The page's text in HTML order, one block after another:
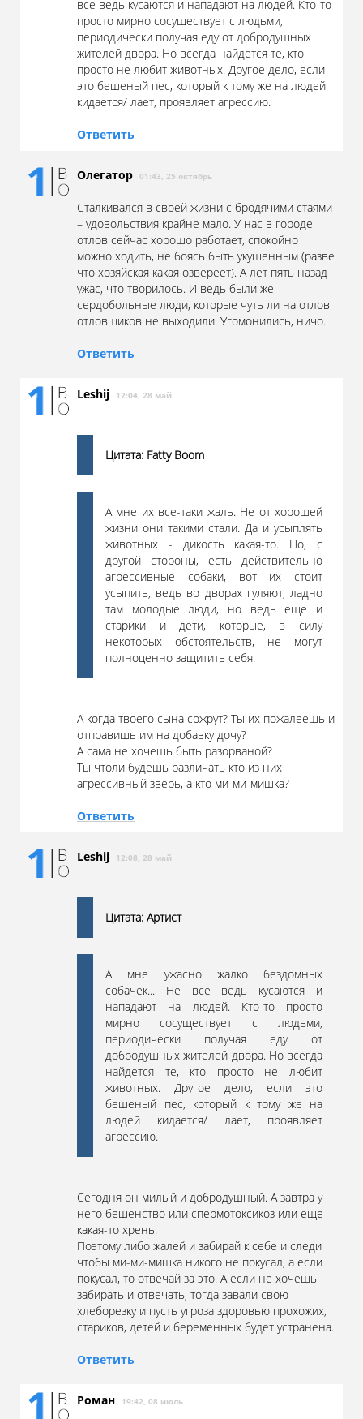
все ведь кусаются и нападают на людей. Кто-то
просто мирно сосуществует с людьми,
периодически получая еду от добродушных
жителей двора. Но всегда найдется те, кто
просто не любит животных. Другое дело, если
это бешеный пес, который к тому же на людей
кидается/ лает, проявляет агрессию.
Ответить
Олегатор 01:43, 25 октябрь
Сталкивался в своей жизни с бродячими стаями
– удовольствия крайне мало. У нас в городе
отлов сейчас хорошо работает, спокойно
можно ходить, не боясь быть укушенным (разве
что хозяйская какая озвереет). А лет пять назад
ужас, что творилось. И ведь были же
сердобольные люди, которые чуть ли на отлов
отловщиков не выходили. Угомонились, ничо.
Ответить
Leshij 12:04, 28 май
Цитата: Fatty Boom
А мне их все-таки жаль. Не от хорошей
жизни они такими стали. Да и усыплять
животных - дикость какая-то. Но, с
другой стороны, есть действительно
агрессивные собаки, вот их стоит
усыпить, ведь во дворах гуляют, ладно
там молодые люди, но ведь еще и
старики и дети, которые, в силу
некоторых обстоятельств, не могут
полноценно защитить себя.
А когда твоего сына сожрут? Ты их пожалеешь и
отправишь им на добавку дочу?
А сама не хочешь быть разорваной?
Ты чтоли будешь различать кто из них
агрессивный зверь, а кто ми-ми-мишка?
Ответить
Leshij 12:08, 28 май
Цитата: Артист
А мне ужасно жалко бездомных
собачек... Не все ведь кусаются и
нападают на людей. Кто-то просто
мирно сосуществует с людьми,
периодически получая еду от
добродушных жителей двора. Но всегда
найдется те, кто просто не любит
животных. Другое дело, если это
бешеный пес, который к тому же на
людей кидается/ лает, проявляет
агрессию.
Сегодня он милый и добродушный. А завтра у
него бешенство или спермотоксикоз или еще
какая-то хрень.
Поэтому либо жалей и забирай к себе и следи
чтобы ми-ми-мишка никого не покусал, а если
покусал, то отвечай за это. А если не хочешь
забирать и отвечать, тогда завали свою
хлеборезку и пусть угроза здоровью прохожих,
стариков, детей и беременных будет устранена.
Ответить
Роман 19:42, 08 июль